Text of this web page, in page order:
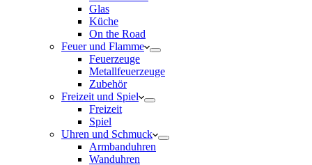
Glas
Küche
On the Road
Feuer und Flamme
Feuerzeuge
Metallfeuerzeuge
Zubehör
Freizeit und Spiel
Freizeit
Spiel
Uhren und Schmuck
Armbanduhren
Wanduhren